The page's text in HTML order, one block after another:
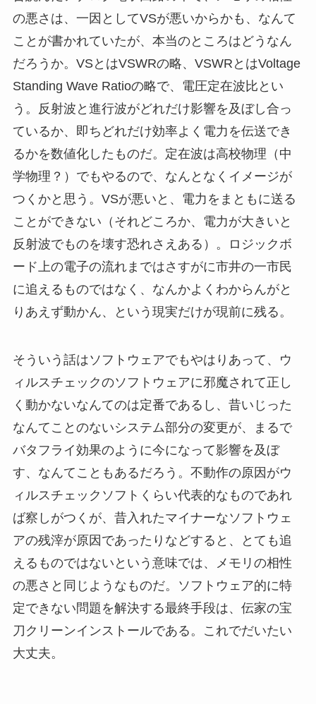
の悪さは、一因としてVSが悪いからかも、なんて
ことが書かれていたが、本当のところはどうなん
だろうか。VSとはVSWRの略、VSWRとはVoltage
Standing Wave Ratioの略で、電圧定在波比とい
う。反射波と進行波がどれだけ影響を及ぼし合っ
ているか、即ちどれだけ効率よく電力を伝送でき
るかを数値化したものだ。定在波は高校物理（中
学物理？）でもやるので、なんとなくイメージが
つくかと思う。VSが悪いと、電力をまともに送る
ことができない（それどころか、電力が大きいと
反射波でものを壊す恐れさえある）。ロジックボ
ード上の電子の流れまではさすがに市井の一市民
に追えるものではなく、なんかよくわからんがと
りあえず動かん、という現実だけが現前に残る。
そういう話はソフトウェアでもやはりあって、ウ
ィルスチェックのソフトウェアに邪魔されて正し
く動かないなんてのは定番であるし、昔いじった
なんてことのないシステム部分の変更が、まるで
バタフライ効果のように今になって影響を及ぼ
す、なんてこともあるだろう。不動作の原因がウ
ィルスチェックソフトくらい代表的なものであれ
ば察しがつくが、昔入れたマイナーなソフトウェ
アの残滓が原因であったりなどすると、とても追
えるものではないという意味では、メモリの相性
の悪さと同じようなものだ。ソフトウェア的に特
定できない問題を解決する最終手段は、伝家の宝
刀クリーンインストールである。これでだいたい
大丈夫。